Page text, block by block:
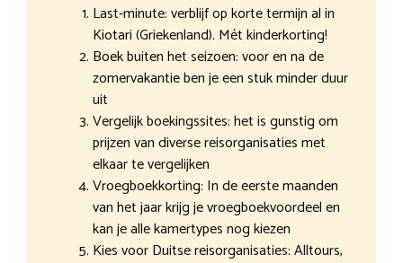
Last-minute: verblijf op korte termijn al in
Kiotari (Griekenland). Mét kinderkorting!
Boek buiten het seizoen: voor en na de
zomervakantie ben je een stuk minder duur
uit
Vergelijk boekingssites: het is gunstig om
prijzen van diverse reisorganisaties met
elkaar te vergelijken
Vroegboekkorting: In de eerste maanden
van het jaar krijg je vroegboekvoordeel en
kan je alle kamertypes nog kiezen
Kies voor Duitse reisorganisaties: Alltours,